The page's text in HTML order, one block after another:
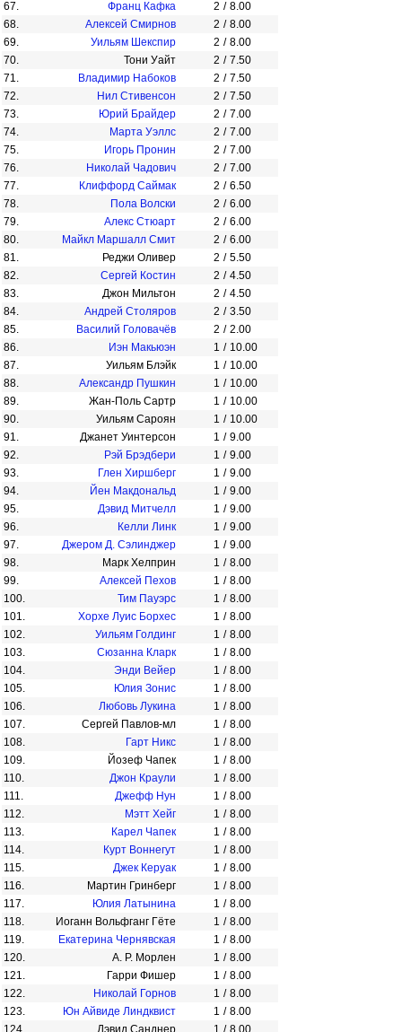
67.
Франц Кафка 2 / 8.00
68.
Алексей Смирнов 2 / 8.00
69.
Уильям Шекспир 2 / 8.00
70.
Тони Уайт 2 / 7.50
71.
Владимир Набоков 2 / 7.50
72.
Нил Стивенсон 2 / 7.50
73.
Юрий Брайдер 2 / 7.00
74.
Марта Уэллс 2 / 7.00
75.
Игорь Пронин 2 / 7.00
76.
Николай Чадович 2 / 7.00
77.
Клиффорд Саймак 2 / 6.50
78.
Пола Волски 2 / 6.00
79.
Алекс Стюарт 2 / 6.00
80.
Майкл Маршалл Смит 2 / 6.00
81.
Реджи Оливер 2 / 5.50
82.
Сергей Костин 2 / 4.50
83.
Джон Мильтон 2 / 4.50
84.
Андрей Столяров 2 / 3.50
85.
Василий Головачёв 2 / 2.00
86.
Иэн Макьюэн 1 / 10.00
87.
Уильям Блэйк 1 / 10.00
88.
Александр Пушкин 1 / 10.00
89.
Жан-Поль Сартр 1 / 10.00
90.
Уильям Сароян 1 / 10.00
91.
Джанет Уинтерсон 1 / 9.00
92.
Рэй Брэдбери 1 / 9.00
93.
Глен Хиршберг 1 / 9.00
94.
Йен Макдональд 1 / 9.00
95.
Дэвид Митчелл 1 / 9.00
96.
Келли Линк 1 / 9.00
97.
Джером Д. Сэлинджер 1 / 9.00
98.
Марк Хелприн 1 / 8.00
99.
Алексей Пехов 1 / 8.00
100.
Тим Пауэрс 1 / 8.00
101.
Хорхе Луис Борхес 1 / 8.00
102.
Уильям Голдинг 1 / 8.00
103.
Сюзанна Кларк 1 / 8.00
104.
Энди Вейер 1 / 8.00
105.
Юлия Зонис 1 / 8.00
106.
Любовь Лукина 1 / 8.00
107.
Сергей Павлов-мл 1 / 8.00
108.
Гарт Никс 1 / 8.00
109.
Йозеф Чапек 1 / 8.00
110.
Джон Краули 1 / 8.00
111.
Джефф Нун 1 / 8.00
112.
Мэтт Хейг 1 / 8.00
113.
Карел Чапек 1 / 8.00
114.
Курт Воннегут 1 / 8.00
115.
Джек Керуак 1 / 8.00
116.
Мартин Гринберг 1 / 8.00
117.
Юлия Латынина 1 / 8.00
118.
Иоганн Вольфганг Гёте 1 / 8.00
119.
Екатерина Чернявская 1 / 8.00
120.
А. Р. Морлен 1 / 8.00
121.
Гарри Фишер 1 / 8.00
122.
Николай Горнов 1 / 8.00
123.
Юн Айвиде Линдквист 1 / 8.00
124.
Дэвид Санднер 1 / 8.00